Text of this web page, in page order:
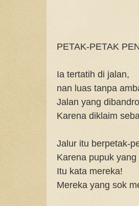
PETAK-PETAK
Ia tertatih di jalan,
nan luas tanpa
Jalan yang
Karena diklaim
Jalur itu berpetak-
Karena pupuk
Itu kata mereka!
Mereka yang sok